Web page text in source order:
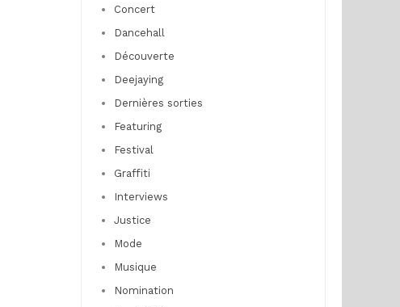
Concert
Dancehall
Découverte
Deejaying
Dernières sorties
Featuring
Festival
Graffiti
Interviews
Justice
Mode
Musique
Nomination